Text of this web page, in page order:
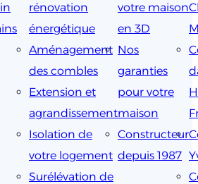
rénovation
énergétique
Aménagement
des combles
Extension et
agrandissement
Isolation de
votre logement
Surélévation de
votre maison
en 3D
Nos
garanties
pour votre
maison
Constructeur
depuis 1987